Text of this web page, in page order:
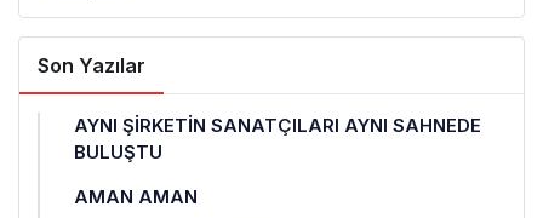
Son Yazılar
AYNI ŞİRKETİN SANATÇILARI AYNI SAHNEDE
BULUŞTU
AMAN AMAN